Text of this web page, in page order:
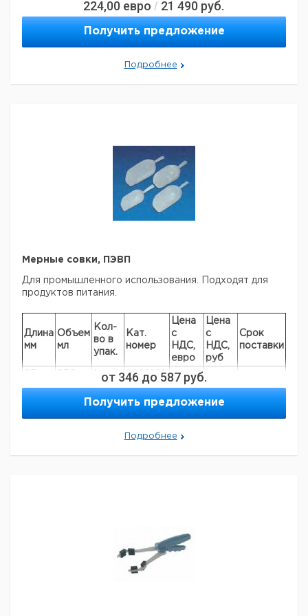
224,00 евро / 21 490 руб.
Получить предложение
Подробнее
Мерные совки, ПЭВП
Для промышленного использования. Подходят для
продуктов питания.
Длина
мм
Объем
мл
Кол-
во в
упак.
Кат.
номер
Цена
с
НДС,
евро
Цена
с
НДС,
руб
Срок
поставки
9201091
30
500 1
9201092
1
6240471
40
1500 1 9201093
от 346 до 587 руб.
Получить предложение
Подробнее